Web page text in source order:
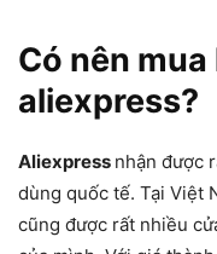
Có nên
aliexpress?
Aliexpress nhận được
dùng quốc tế. Tại Việt
cũng được rất nhiều